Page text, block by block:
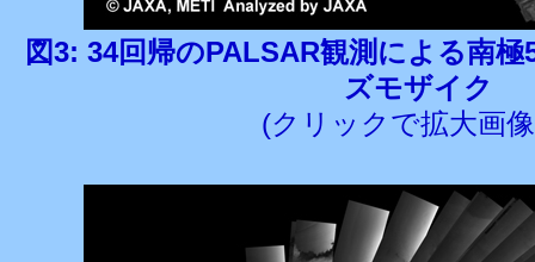
図3: 34回帰のPALSAR観測による南
ズモザイク
(クリックで拡大画